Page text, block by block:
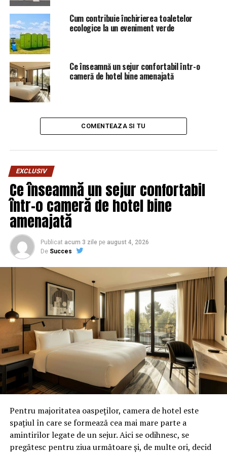
inculpat în speţă încă.
DLAF a comunicat oficial săptămâna trecută că a
început acum 5 luni controlul pe unul dintre proiectele
lui Barna iar ulterior a dispus verificări pe alte proiecte
ale lui Barna. Controalele/ verificările DLAF nu s-au
încheiat. Până săptămâna trecută, DNA nu solicitase
niciun document de la DLAF. (Sava N.).
Cum contribuie închirierea toaletelor
ecologice la un eveniment verde
Ce înseamnă un sejur confortabil într-o
cameră de hotel bine amenajată
COMENTEAZA SI TU
EXCLUSIV
Ce înseamnă un sejur confortabil
într-o cameră de hotel bine
amenajată
Publicat acum 3 zile pe august 4, 2026
De Succes
Pentru majoritatea oaspeților, camera de hotel este
spațiul în care se formează cea mai mare parte a
amintirilor legate de un sejur. Aici se odihnesc, se
pregătesc pentru ziua următoare și, de multe ori, decid